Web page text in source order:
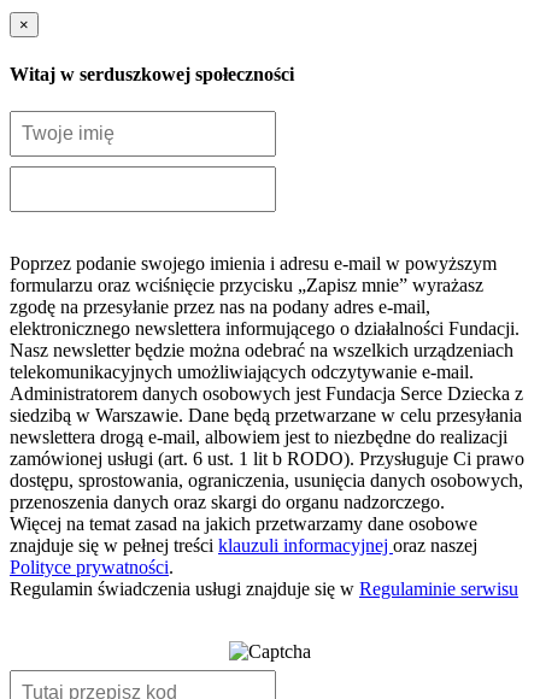
×
Witaj w serduszkowej społeczności
Poprzez podanie swojego imienia i adresu e-mail w powyższym
formularzu oraz wciśnięcie przycisku „Zapisz mnie” wyrażasz
zgodę na przesyłanie przez nas na podany adres e-mail,
elektronicznego newslettera informującego o działalności Fundacji.
Nasz newsletter będzie można odebrać na wszelkich urządzeniach
telekomunikacyjnych umożliwiających odczytywanie e-mail.
Administratorem danych osobowych jest Fundacja Serce Dziecka z
siedzibą w Warszawie. Dane będą przetwarzane w celu przesyłania
newslettera drogą e-mail, albowiem jest to niezbędne do realizacji
zamówionej usługi (art. 6 ust. 1 lit b RODO). Przysługuje Ci prawo
dostępu, sprostowania, ograniczenia, usunięcia danych osobowych,
przenoszenia danych oraz skargi do organu nadzorczego.
Więcej na temat zasad na jakich przetwarzamy dane osobowe
znajduje się w pełnej treści klauzuli informacyjnej oraz naszej
Polityce prywatności.
Regulamin świadczenia usługi znajduje się w Regulaminie serwisu